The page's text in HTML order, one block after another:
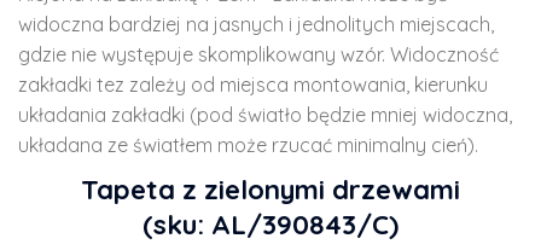
widoczna bardziej na jasnych i jednolitych miejscach,
gdzie nie występuje skomplikowany wzór. Widoczność
zakładki tez zależy od miejsca montowania, kierunku
układania zakładki (pod światło będzie mniej widoczna,
układana ze światłem może rzucać minimalny cień).
Tapeta z zielonymi drzewami
(sku: AL/390843/C)